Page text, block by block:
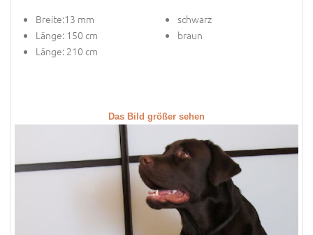
Breite:13 mm
Länge: 150 cm
Länge: 210 cm
schwarz
braun
Das Bild größer sehen